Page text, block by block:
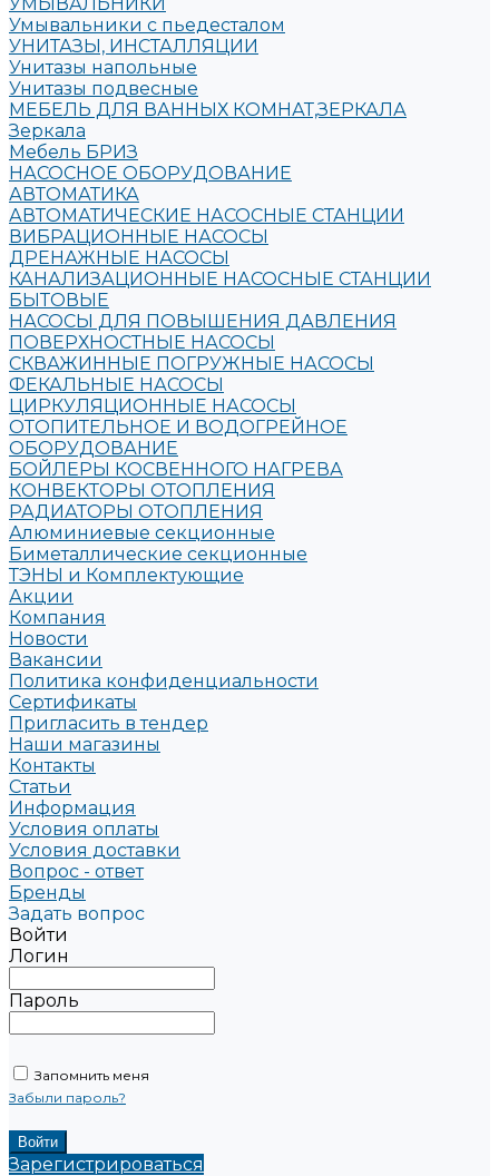
Умывальники с пьедесталом
УНИТАЗЫ, ИНСТАЛЛЯЦИИ
Унитазы напольные
Унитазы подвесные
МЕБЕЛЬ ДЛЯ ВАННЫХ КОМНАТ,ЗЕРКАЛА
Зеркала
Мебель БРИЗ
НАСОСНОЕ ОБОРУДОВАНИЕ
АВТОМАТИКА
АВТОМАТИЧЕСКИЕ НАСОСНЫЕ СТАНЦИИ
ВИБРАЦИОННЫЕ НАСОСЫ
ДРЕНАЖНЫЕ НАСОСЫ
КАНАЛИЗАЦИОННЫЕ НАСОСНЫЕ СТАНЦИИ
БЫТОВЫЕ
НАСОСЫ ДЛЯ ПОВЫШЕНИЯ ДАВЛЕНИЯ
ПОВЕРХНОСТНЫЕ НАСОСЫ
СКВАЖИННЫЕ ПОГРУЖНЫЕ НАСОСЫ
ФЕКАЛЬНЫЕ НАСОСЫ
ЦИРКУЛЯЦИОННЫЕ НАСОСЫ
ОТОПИТЕЛЬНОЕ И ВОДОГРЕЙНОЕ
ОБОРУДОВАНИЕ
БОЙЛЕРЫ КОСВЕННОГО НАГРЕВА
КОНВЕКТОРЫ ОТОПЛЕНИЯ
РАДИАТОРЫ ОТОПЛЕНИЯ
Алюминиевые секционные
Биметаллические секционные
ТЭНЫ и Комплектующие
Акции
Компания
Новости
Вакансии
Политика конфиденциальности
Сертификаты
Пригласить в тендер
Наши магазины
Контакты
Статьи
Информация
Условия оплаты
Условия доставки
Вопрос - ответ
Бренды
Задать вопрос
Войти
Логин
Пароль
Запомнить меня
Забыли пароль?
Зарегистрироваться